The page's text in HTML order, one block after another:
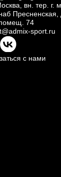
вн. тер. г.
Пресненская,
74
sport.ru
с нами